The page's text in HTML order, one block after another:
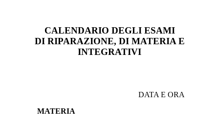
CALENDARIO DEGLI ESAMI
DI RIPARAZIONE, DI MATERIA E
INTEGRATIVI
MATERIA
DATA E ORA